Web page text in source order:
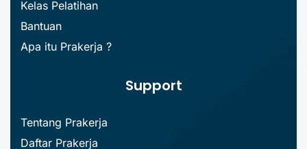
Kelas Pelatihan
Bantuan
Apa itu Prakerja ?
Support
Tentang Prakerja
Daftar Prakerja